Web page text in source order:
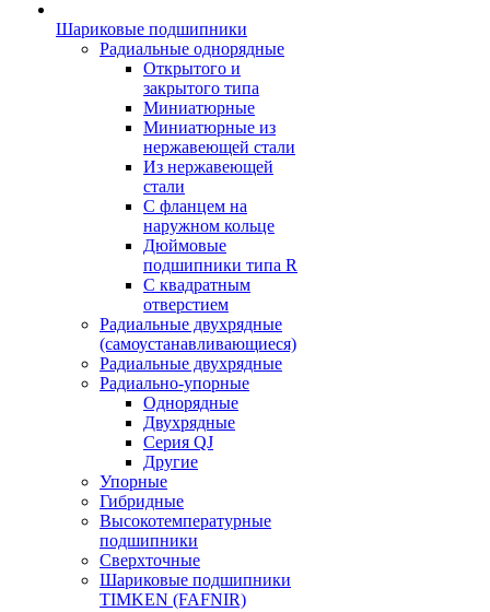
Шариковые подшипники
Радиальные однорядные
Открытого и
закрытого типа
Миниатюрные
Миниатюрные из
нержавеющей стали
Из нержавеющей
стали
С фланцем на
наружном кольце
Дюймовые
подшипники типа R
С квадратным
отверстием
Радиальные двухрядные
(самоустанавливающиеся)
Радиальные двухрядные
Радиально-упорные
Однорядные
Двухрядные
Серия QJ
Другие
Упорные
Гибридные
Высокотемпературные
подшипники
Сверхточные
Шариковые подшипники
TIMKEN (FAFNIR)